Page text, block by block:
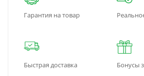
Гарантия на товар
Быстрая доставка Бонусы